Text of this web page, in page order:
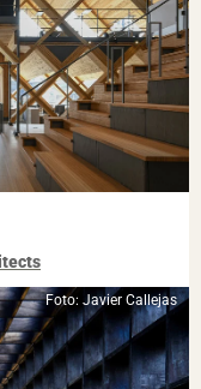
Foto: Javier Callejas